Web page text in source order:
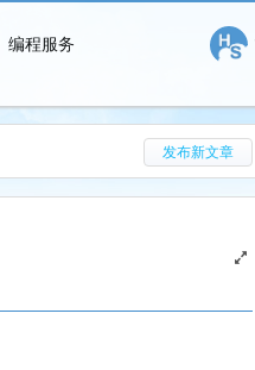
编程服务
搜 索
发布新文章